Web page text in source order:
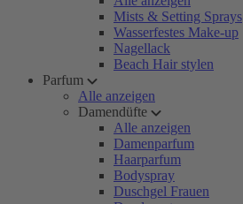
Mists & Setting Sprays
Wasserfestes Make-up
Nagellack
Beach Hair stylen
Parfum
Alle anzeigen
Damendüfte
Alle anzeigen
Damenparfum
Haarparfum
Bodyspray
Duschgel Frauen